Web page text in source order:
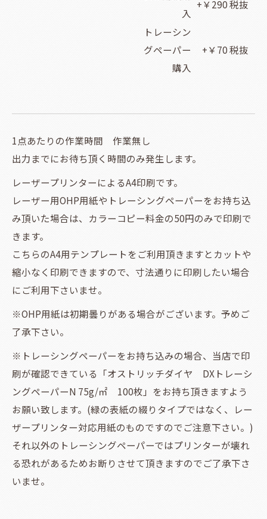
入
+￥290 税抜
トレーシン
グペーパー
購入
+￥70 税抜
1点あたりの作業時間 作業無し
出力までにお待ち頂く時間のみ発生します。
レーザープリンターによるA4印刷です。
レーザー用OHP用紙やトレーシングペーパーをお持ち込
み頂いた場合は、カラーコピー料金の50円のみで印刷で
きます。
こちらのA4用テンプレートをご利用頂きますとカットや
縮小なく印刷できますので、寸法通りに印刷したい場合
にご利用下さいませ。
※OHP用紙は初期曇りがある場合がございます。予めご
了承下さい。
※トレーシングペーパーをお持ち込みの場合、当店で印
刷が確認できている「オストリッチダイヤ DXトレーシ
ングペーパーN 75g/㎡ 100枚」をお持ち頂きますよう
お願い致します。(緑の表紙の綴りタイプではなく、レー
ザープリンター対応用紙のものですのでご注意下さい。)
それ以外のトレーシングペーパーではプリンターが壊れ
る恐れがあるためお断りさせて頂きますのでご了承下さ
いませ。